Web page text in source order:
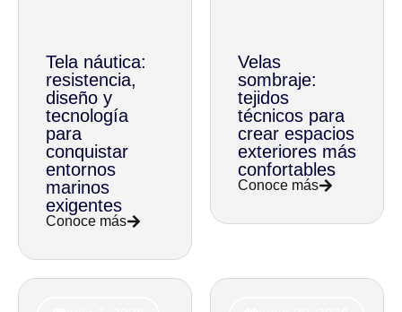
Tela náutica:
resistencia,
diseño y
tecnología
para
conquistar
entornos
marinos
exigentes
Conoce más
Velas
sombraje:
tejidos
técnicos para
crear espacios
exteriores más
confortables
Conoce más